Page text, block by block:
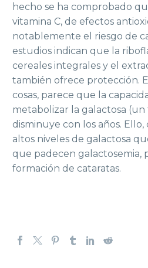
hecho se ha comprobado
vitamina C, de efectos
notablemente el riesgo de
estudios indican que la
cereales integrales y el
también ofrece protección.
cosas, parece que la
metabolizar la galactosa
disminuye con los años.
altos niveles de galactosa
que padecen galactosemia,
formación de cataratas.